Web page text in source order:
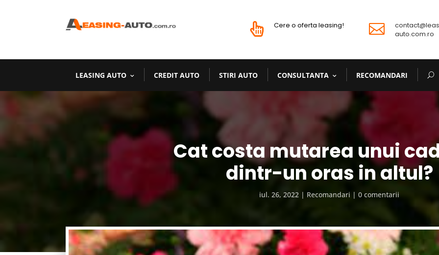
 Cere o oferta leasing! 
auto.com.ro
LEASING AUTO CREDIT AUTO STIRI AUTO CONSULTANTA RECOMANDARI
Cat costa mutarea unui
dintr-un oras in altul?
iul. 26, 2022 Recomandari 0 comentarii